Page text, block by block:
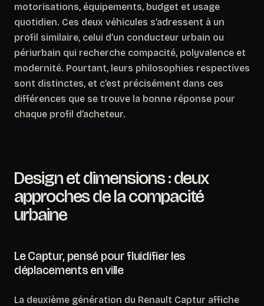
motorisations, équipements, budget et usage
quotidien. Ces deux véhicules s’adressent à un
profil similaire, celui d’un conducteur urbain ou
périurbain qui recherche compacité, polyvalence et
modernité. Pourtant, leurs philosophies respectives
sont distinctes, et c’est précisément dans ces
différences que se trouve la bonne réponse pour
chaque profil d’acheteur.
Design et dimensions : deux
approches de la compacité
urbaine
Le Captur, pensé pour fluidifier les
déplacements en ville
La deuxième génération du Renault Captur affiche